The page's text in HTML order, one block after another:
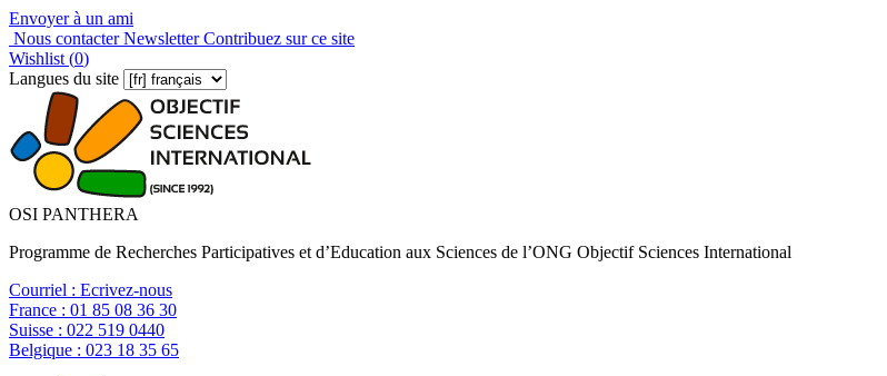
Envoyer à un ami
Nous contacterNewsletterContribuez sur ce site
Wishlist (0)
Langues du site
OSI PANTHERA
Programme de Recherches Participatives et d’Education aux Sciences de l’ONG Objectif Sciences International
Courriel : Ecrivez-nous
France : 01 85 08 36 30
Suisse : 022 519 0440
Belgique : 023 18 35 65